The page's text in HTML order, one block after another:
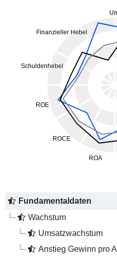
Fundamentaldaten
Wachstum
Umsatzwachstum
Anstieg Gewinn pro Aktie